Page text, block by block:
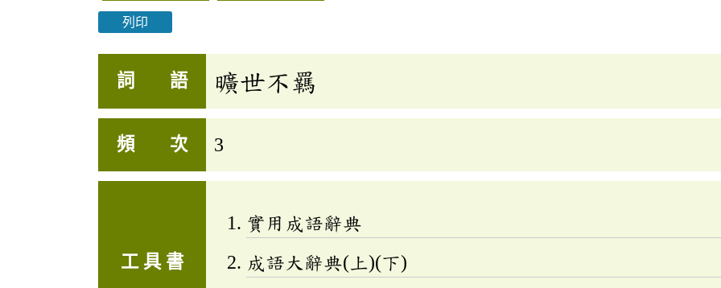
列印
詞 語 曠世不羈
頻 次 3
工 具 書
實用成語辭典
成語大辭典(上)(下)